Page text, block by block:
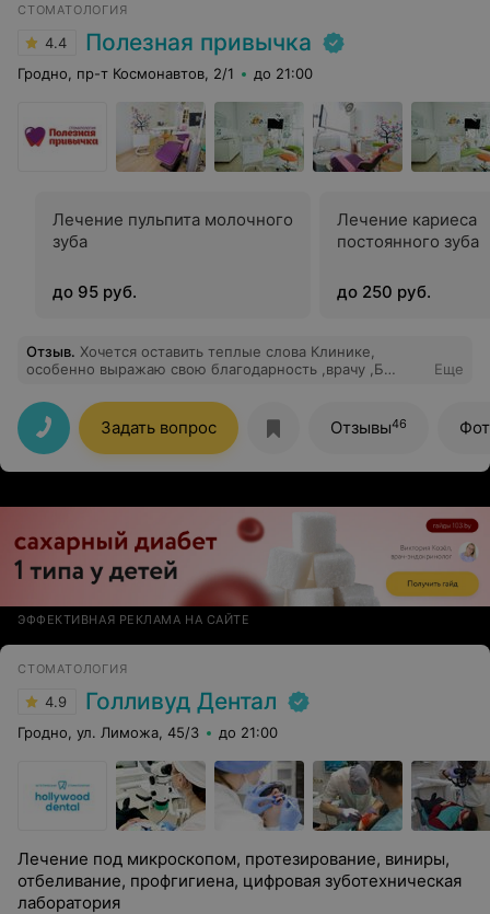
СТОМАТОЛОГИЯ
4.4 Полезная привычка
Гродно, пр-т Космонавтов, 2/1 до 21:00
Лечение пульпита молочного
зуба
до 95 руб.
Лечение кариеса
постоянного зуба
до 250 руб.
Отзыв. Хочется оставить теплые слова Клинике,
особенно выражаю свою благодарность ,врачу ,Б
грамотность! Очень приятный персонал,на ресепшн,
улыбчивый и культурный. На телефонный
звонок,ответили быстро, был приятно удивлен, меня
записали в тот же день,как я обратился, со своей
бедой,по острой боли. Очень печально, что у нас в
чуть ли на пол года вперед, в этом я сегодня
убедился,когда стал обзванивать многие клиники
города. Спасибо огромное вашей стоматологии!
Еще
Задать вопрос Отзывы46
ЭФФЕКТИВНАЯ РЕКЛАМА НА САЙТЕ
СТОМАТОЛОГИЯ
4.9 Голливуд Дентал
Гродно, ул. Лиможа, 45/3 до 21:00
Лечение под микроскопом, протезирование, виниры,
отбеливание, профгигиена, цифровая зуботехническая
лаборатория